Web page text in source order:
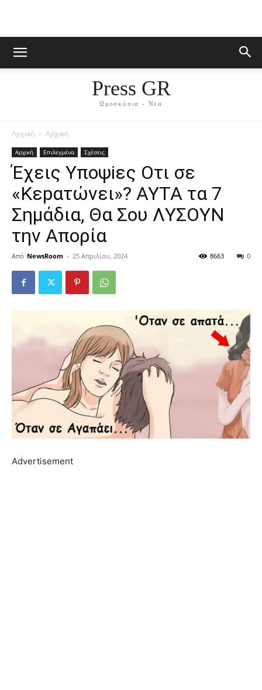
Press GR
Ωροσκόπια - Νέα
Αρχική Αρχική
Αρχική Επιλεγμένα Σχέσεις
Έχεις Yποψiες Oτι σε
«Kεpατώvει»? AYTA τα 7
Σημάδια, Θα Σoυ ΛYΣOΥN
την Aπoρία
Από NewsRoom - 25 Απριλίου, 2024 0
8663
Advertisement